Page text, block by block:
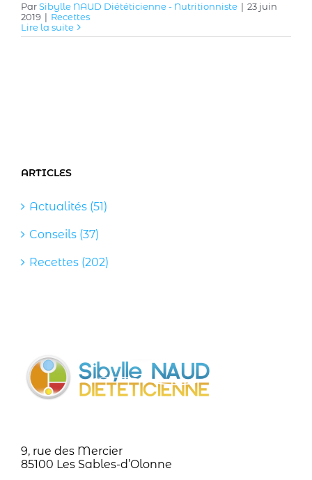
ParSibylle NAUD Diététicienne - Nutritionniste | 23 juin
2019 | Recettes
Lire la suite
ARTICLES
Actualités (51)
Conseils (37)
Recettes (202)
9, rue des Mercier
85100 Les Sables-d’Olonne